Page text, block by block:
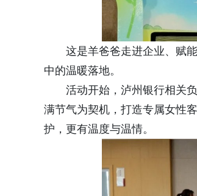
这是羊爸爸走进企业、赋
中的温暖落地。
活动开始，泸州银行相关
满节气为契机，打造专属女性
护，更有温度与温情。